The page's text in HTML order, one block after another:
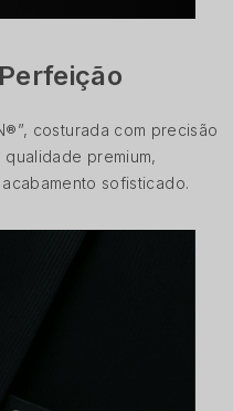
costurada com precisão
premium,
sofisticado.